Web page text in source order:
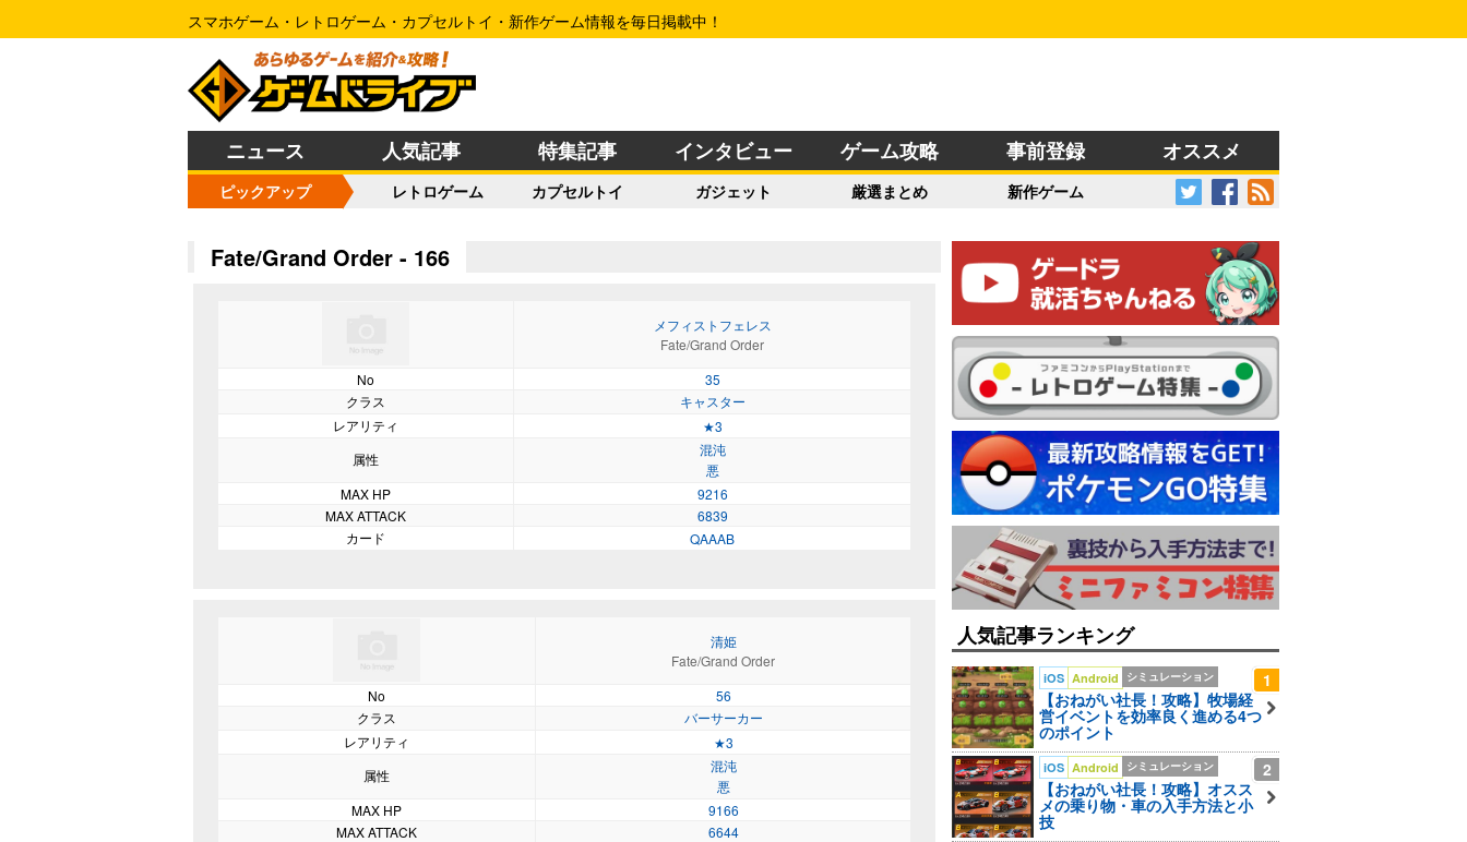
スマホゲーム・レトロゲーム・カプセルトイ・新作ゲーム情報を毎日掲載中！
ニュース 人気記事 特集記事 インタビュー ゲーム攻略 事前登録 オススメ
ピックアップ レトロゲーム カプセルトイ ガジェット 厳選まとめ 新作ゲーム
Fate/Grand Order - 166
メフィストフェレス
Fate/Grand Order
No
35
クラス
キャスター
レアリティ
★3
属性
混沌
悪
MAX HP
9216
MAX ATTACK
6839
カード
QAAAB
清姫
Fate/Grand Order
No
56
クラス
バーサーカー
レアリティ
★3
属性
混沌
悪
MAX HP
9166
MAX ATTACK
6644
人気記事ランキング
1
iOS Android シミュレーション
【おねがい社長！攻略】牧場経
営イベントを効率良く進める4つ
のポイント
2
iOS Android シミュレーション
【おねがい社長！攻略】オスス
メの乗り物・車の入手方法と小
技